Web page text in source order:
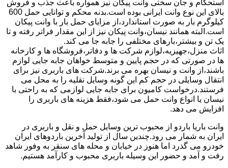
استحکام و جان سختی وانت پیکان نیز همواره باعث جذب و فروش
بالای این نوع وانت ایرانی بوده است.بدنه محکم و توانایی حمل 600
کیلوگرم بار به صورت استاندارد،از مزایای حمل بار با وانت پیکان
است.البته همانند نیسان،وانت پیکان نیز از این مقدار فراتر رفته و تا
یک تن و بیشتر،بارهای مختلفی را جابه جا می کند.
اثاث منزل،جهیزیه،لوازم شرکت ها و دفاتر،فروشگاه ها و کارخانه
ها در صورتی که در حجم پایین و متوسط خواهان جابه جایی لوازم
باشند،از وانت و نیسان بهره می برند.شرکت های باربری نیز برای
انتقال وسایلی در حجم کم این گونه وسایل نقلیه را به محل می
فرستند.درخواست کامیون برای جابه جایی لوازمی که به راحتی با
نیسان یا انواع وانت حمل می شود،فقط هزینه های باربری را
افزایش می دهد.
وانت باریا باردو از محبوب ترین وسایل حمل و نقل و باربری در
ایران به شمار می رود.چندین سال از تولید آخرین باردوهای ایران
خودرو می گذرد اما هنوز در خیابان و محله های سنقر به وفور شاهد
رفت و آمد و حضور این وسیله باربری محبوب و کارآمد هستیم.